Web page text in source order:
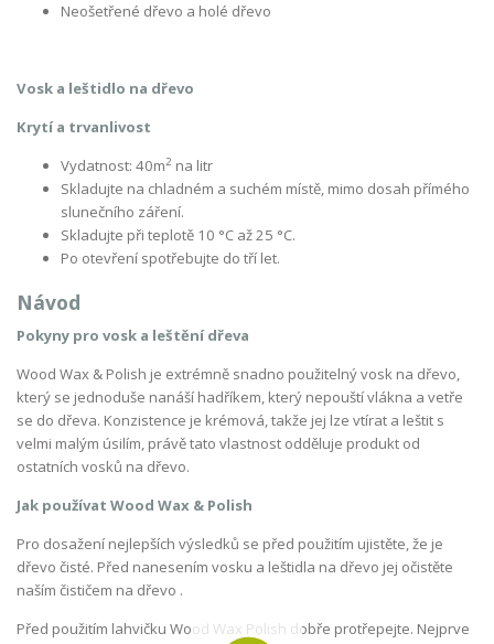
Neošetřené dřevo a holé dřevo
Vosk a leštidlo na dřevo
Krytí a trvanlivost
Vydatnost: 40m2 na litr
Skladujte na chladném a suchém místě, mimo dosah přímého
slunečního záření.
Skladujte při teplotě 10 °C až 25 °C.
Po otevření spotřebujte do tří let.
Návod
Pokyny pro vosk a leštění dřeva
Wood Wax & Polish je extrémně snadno použitelný vosk na dřevo,
který se jednoduše nanáší hadříkem, který nepouští vlákna a vetře
se do dřeva. Konzistence je krémová, takže jej lze vtírat a leštit s
velmi malým úsilím, právě tato vlastnost odděluje produkt od
ostatních vosků na dřevo.
Jak používat Wood Wax & Polish
Pro dosažení nejlepších výsledků se před použitím ujistěte, že je
dřevo čisté. Před nanesením vosku a leštidla na dřevo jej očistěte
naším čističem na dřevo .
Před použitím lahvičku Wood Wax Polish dobře protřepejte. Nejprve